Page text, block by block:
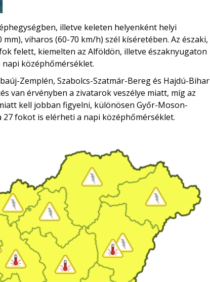
illetve keleten helyenként helyi
viharos (60-70 km/h) szél kíséretében. Az északi,
felett, kiemelten az Alföldön, illetve északnyugaton
középhőmérséklet.
Zemplén, Szabolcs-Szatmár-Bereg és Hajdú-Bihar
van érvényben a zivatarok veszélye miatt, míg az
kell jobban figyelni, különösen Győr-Moson-
27 fokot is elérheti a napi középhőmérséklet.